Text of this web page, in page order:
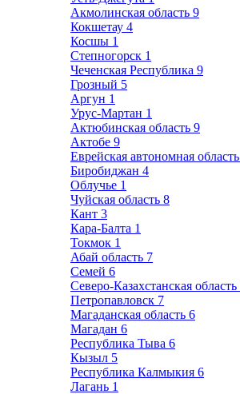
Акмолинская область 9
Кокшетау 4
Косшы 1
Степногорск 1
Чеченская Республика 9
Грозный 5
Аргун 1
Урус-Мартан 1
Актюбинская область 9
Актобе 9
Еврейская автономная область
Биробиджан 4
Облучье 1
Чуйская область 8
Кант 3
Кара-Балта 1
Токмок 1
Абай область 7
Семей 6
Северо-Казахстанская область
Петропавловск 7
Магаданская область 6
Магадан 6
Республика Тыва 6
Кызыл 5
Республика Калмыкия 6
Лагань 1